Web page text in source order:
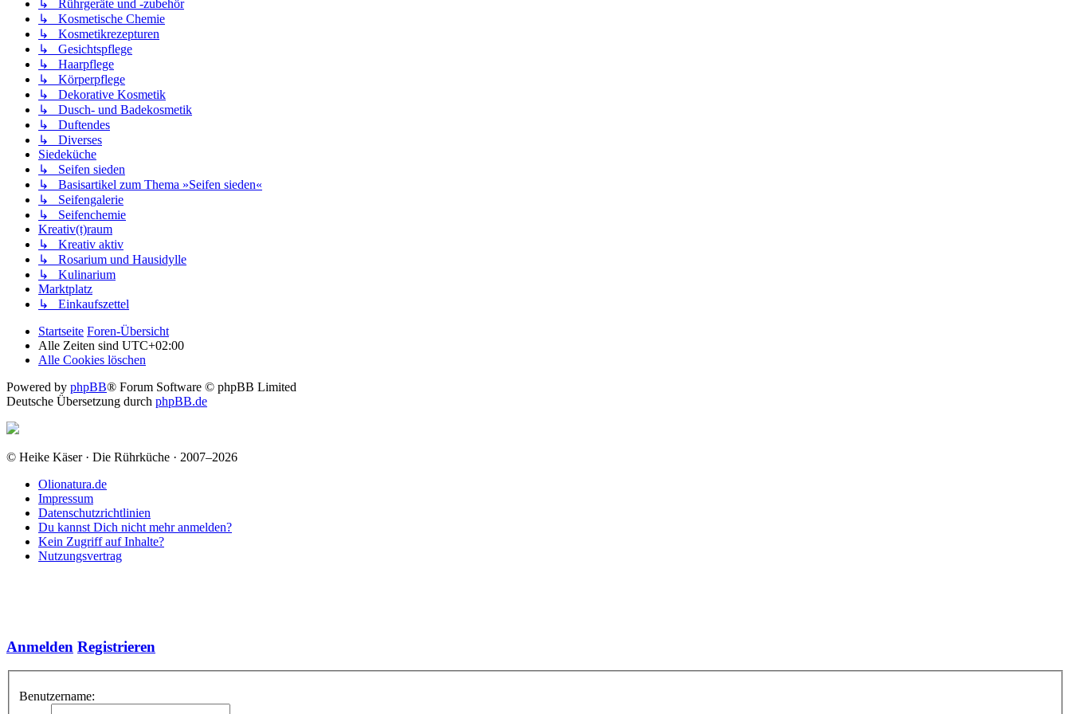
↳ Rührgeräte und -zubehör
↳ Kosmetische Chemie
↳ Kosmetikrezepturen
↳ Gesichtspflege
↳ Haarpflege
↳ Körperpflege
↳ Dekorative Kosmetik
↳ Dusch- und Badekosmetik
↳ Duftendes
↳ Diverses
Siedeküche
↳ Seifen sieden
↳ Basisartikel zum Thema »Seifen sieden«
↳ Seifengalerie
↳ Seifenchemie
Kreativ(t)raum
↳ Kreativ aktiv
↳ Rosarium und Hausidylle
↳ Kulinarium
Marktplatz
↳ Einkaufszettel
Startseite Foren-Übersicht
Alle Zeiten sind UTC+02:00
Alle Cookies löschen
Powered by phpBB® Forum Software © phpBB Limited
Deutsche Übersetzung durch phpBB.de
© Heike Käser · Die Rührküche · 2007–2026
Olionatura.de
Impressum
Datenschutzrichtlinien
Du kannst Dich nicht mehr anmelden?
Kein Zugriff auf Inhalte?
Nutzungsvertrag
Anmelden Registrieren
Benutzername: